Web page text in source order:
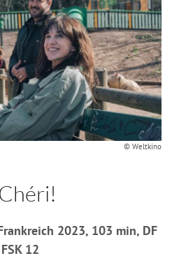
© Weltkino
2023, 103 min, DF
12